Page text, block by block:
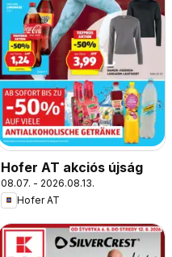
Hofer AT akciós újság
08.07. - 2026.08.13.
Hofer AT